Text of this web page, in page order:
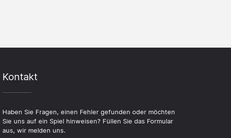
Kontakt
Haben Sie Fragen, einen Fehler gefunden oder möchten
Sie uns auf ein Spiel hinweisen? Füllen Sie das Formular
aus, wir melden uns.